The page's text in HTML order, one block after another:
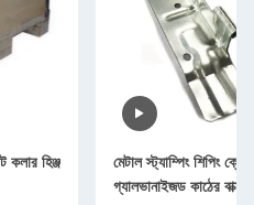
কলার হিঞ্জ
মেটাল স্ট্যাম্পিং শিপিং
গ্যালভানাইজড কাঠের বাক্স